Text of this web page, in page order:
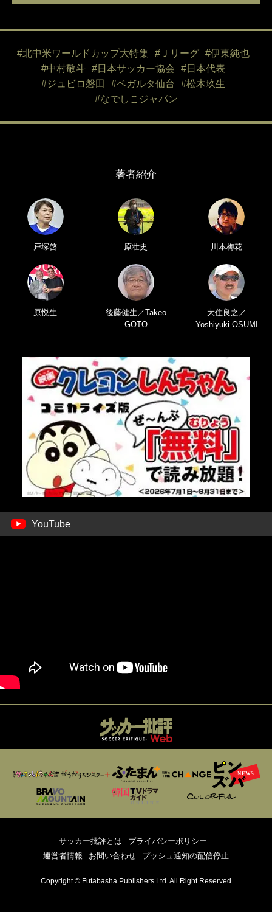
#北中米ワールドカップ大特集 #Ｊリーグ
#伊東純也
#中村敬斗
#日本サッカー協会
#日本代表
#ジュビロ磐田
#ベガルタ仙台
#松木玖生
#なでしこジャパン
著者紹介
戸塚啓 原壮史 川本梅花
原悦生
後藤健生／Takeo
GOTO
大住良之／
Yoshiyuki OSUMI
YouTube
サッカー批評とは
プライバシーポリシー
運営者情報
お問い合わせ プッシュ通知の配信停止
Copyright © Futabasha Publishers Ltd. All Right Reserved